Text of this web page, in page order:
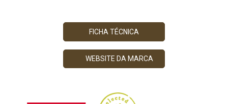
FICHA TÉCNICA
WEBSITE DA MARCA